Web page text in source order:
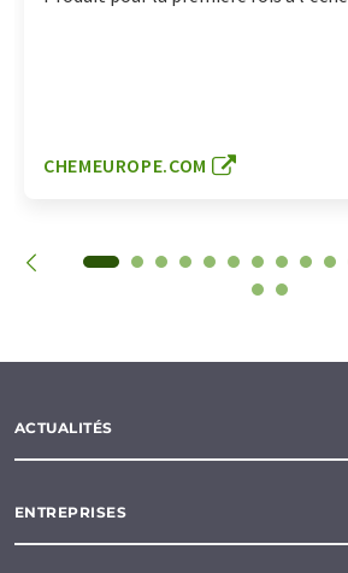
CHEMEUROPE.COM
ACTUALITÉS
ENTREPRISES